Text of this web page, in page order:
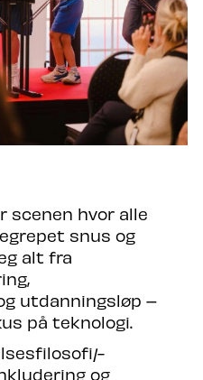
scenen hvor alle
snus og
alt fra
utdanningsløp –
på teknologi.
og